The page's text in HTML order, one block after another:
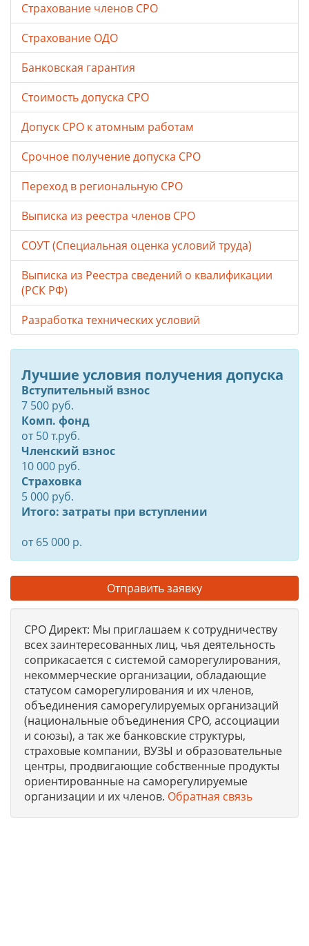
Страхование членов СРО
Страхование ОДО
Банковская гарантия
Стоимость допуска СРО
Допуск СРО к атомным работам
Срочное получение допуска СРО
Переход в региональную СРО
Выписка из реестра членов СРО
СОУТ (Специальная оценка условий труда)
Выписка из Реестра сведений о квалификации
(РСК РФ)
Разработка технических условий
Лучшие условия получения допуска
Вступительный взнос
7 500 руб.
Комп. фонд
от50т.руб.
Членский взнос
10 000 руб.
Страховка
5 000 руб.
Итого: затраты при вступлении
от 65 000 р.
Отправить заявку
СРО Директ: Мы приглашаем к сотрудничеству
всех заинтересованных лиц, чья деятельность
соприкасается с системой саморегулирования,
некоммерческие организации, обладающие
статусом саморегулирования и их членов,
объединения саморегулируемых организаций
(национальные объединения СРО, ассоциации
и союзы), а так же банковские структуры,
страховые компании, ВУЗЫ и образовательные
центры, продвигающие собственные продукты
ориентированные на саморегулируемые
организации и их членов. Обратная связь